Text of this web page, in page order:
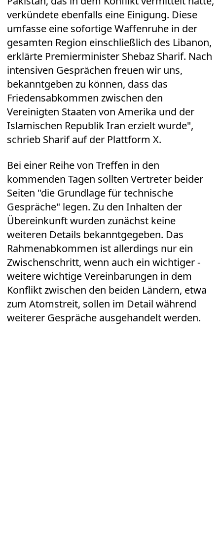
verkündete ebenfalls eine Einigung. Diese
umfasse eine sofortige Waffenruhe in der
gesamten Region einschließlich des Libanon,
erklärte Premierminister Shebaz Sharif. Nach
intensiven Gesprächen freuen wir uns,
bekanntgeben zu können, dass das
Friedensabkommen zwischen den
Vereinigten Staaten von Amerika und der
Islamischen Republik Iran erzielt wurde",
schrieb Sharif auf der Plattform X.
Bei einer Reihe von Treffen in den
kommenden Tagen sollten Vertreter beider
Seiten "die Grundlage für technische
Gespräche" legen. Zu den Inhalten der
Übereinkunft wurden zunächst keine
weiteren Details bekanntgegeben. Das
Rahmenabkommen ist allerdings nur ein
Zwischenschritt, wenn auch ein wichtiger -
weitere wichtige Vereinbarungen in dem
Konflikt zwischen den beiden Ländern, etwa
zum Atomstreit, sollen im Detail während
weiterer Gespräche ausgehandelt werden.